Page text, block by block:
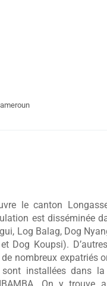
le canton
est disséminée
Log Balag, Dog
Dog Koupsi).
nombreux expatriés
installées dans